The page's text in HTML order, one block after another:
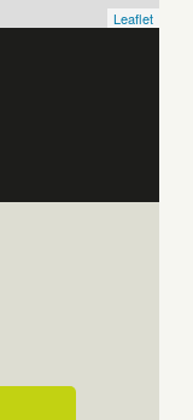
Leaflet